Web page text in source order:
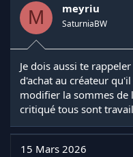
M meyriu
SaturniaBW
Je dois aussi te
d'achat au créateur
modifier la sommes de
critiqué tous sont
15 Mars 2026